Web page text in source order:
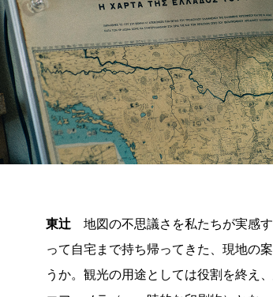
東辻 地図の不思議さを私たちが実感
って自宅まで持ち帰ってきた、現地の
うか。観光の用途としては役割を終え